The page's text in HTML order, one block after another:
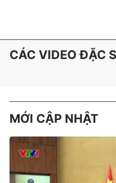
CÁC VIDEO ĐẶC
MỚI CẬP NHẬT